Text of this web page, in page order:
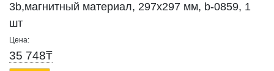
3b,магнитный материал, 297x297 мм, b-0859, 1
шт
Цена:
35 748₸